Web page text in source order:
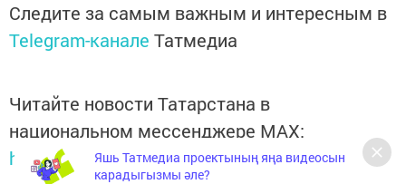
Следите за самым важным и интересным в
Telegram-канале Татмедиа
Читайте новости Татарстана в
национальном мессенджере MАХ:
https://max.ru/tatmedia
Яшь Татмедиа проектының яңа видеосын
карадыгызмы әле?